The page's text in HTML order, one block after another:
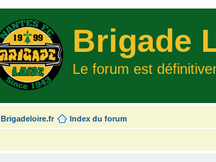
Brigade
Le forum est
Brigadeloire.fr Index du forum